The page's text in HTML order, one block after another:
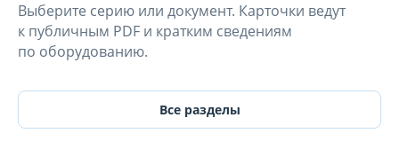
Выберите серию или документ. Карточки ведут
к публичным PDF и кратким сведениям
по оборудованию.
Все разделы